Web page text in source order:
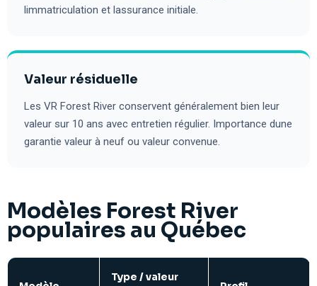
limmatriculation et lassurance initiale.
Valeur résiduelle
Les VR Forest River conservent généralement bien leur
valeur sur 10 ans avec entretien régulier. Importance dune
garantie valeur à neuf ou valeur convenue.
Modèles Forest River
populaires au Québec
Type / valeur